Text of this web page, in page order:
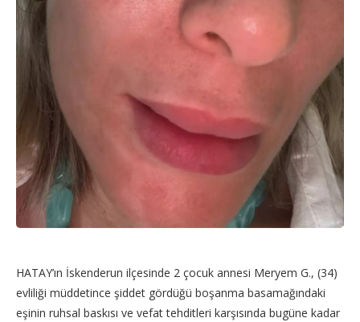
HATAY’ın İskenderun ilçesinde 2 çocuk annesi Meryem G., (34)
evliliği müddetince şiddet gördüğü boşanma basamağındaki
eşinin ruhsal baskısı ve vefat tehditleri karşısında bugüne kadar